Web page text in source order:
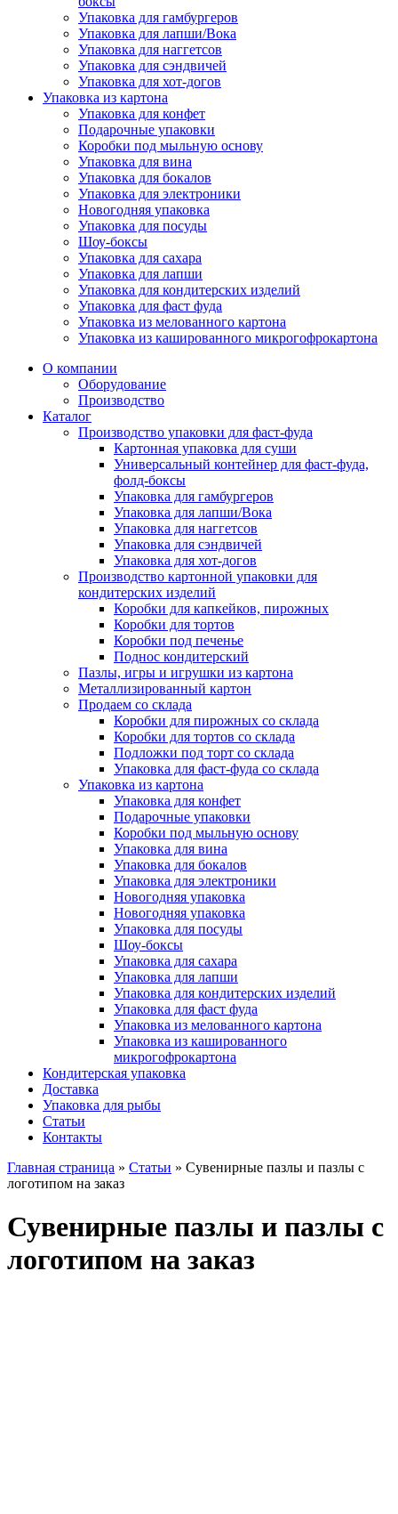
Упаковка для гамбургеров
Упаковка для лапши/Вока
Упаковка для наггетсов
Упаковка для сэндвичей
Упаковка для хот-догов
Упаковка из картона
Упаковка для конфет
Подарочные упаковки
Коробки под мыльную основу
Упаковка для вина
Упаковка для бокалов
Упаковка для электроники
Новогодняя упаковка
Упаковка для посуды
Шоу-боксы
Упаковка для сахара
Упаковка для лапши
Упаковка для кондитерских изделий
Упаковка для фаст фуда
Упаковка из мелованного картона
Упаковка из кашированного микрогофрокартона
О компании
Оборудование
Производство
Каталог
Производство упаковки для фаст-фуда
Картонная упаковка для суши
Универсальный контейнер для фаст-фуда,
фолд-боксы
Упаковка для гамбургеров
Упаковка для лапши/Вока
Упаковка для наггетсов
Упаковка для сэндвичей
Упаковка для хот-догов
Производство картонной упаковки для
кондитерских изделий
Коробки для капкейков, пирожных
Коробки для тортов
Коробки под печенье
Поднос кондитерский
Пазлы, игры и игрушки из картона
Металлизированный картон
Продаем со склада
Коробки для пирожных со склада
Коробки для тортов со склада
Подложки под торт со склада
Упаковка для фаст-фуда со склада
Упаковка из картона
Упаковка для конфет
Подарочные упаковки
Коробки под мыльную основу
Упаковка для вина
Упаковка для бокалов
Упаковка для электроники
Новогодняя упаковка
Новогодняя упаковка
Упаковка для посуды
Шоу-боксы
Упаковка для сахара
Упаковка для лапши
Упаковка для кондитерских изделий
Упаковка для фаст фуда
Упаковка из мелованного картона
Упаковка из кашированного
микрогофрокартона
Кондитерская упаковка
Доставка
Упаковка для рыбы
Статьи
Контакты
Главная страница » Статьи » Сувенирные пазлы и пазлы с
логотипом на заказ
Сувенирные пазлы и пазлы с
логотипом на заказ